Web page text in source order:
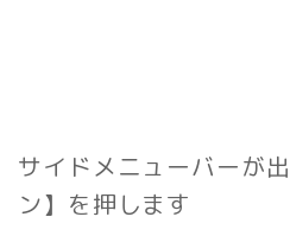
サイドメニューバーが
ン】を押します